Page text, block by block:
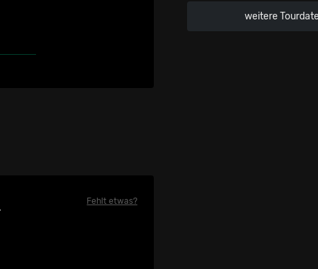
weitere
Fehlt etwas?